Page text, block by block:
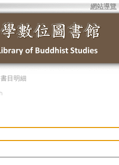
網站導覽
書目明細